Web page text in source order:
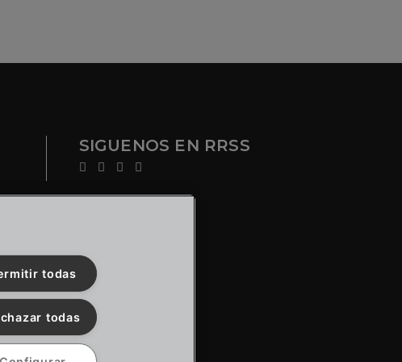
SIGUENOS EN RRSS
todas
todas